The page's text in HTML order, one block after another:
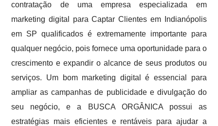
contratação de uma empresa especializada em
marketing digital para Captar Clientes em Indianópolis
em SP qualificados é extremamente importante para
qualquer negócio, pois fornece uma oportunidade para o
crescimento e expandir o alcance de seus produtos ou
serviços. Um bom marketing digital é essencial para
ampliar as campanhas de publicidade e divulgação do
seu negócio, e a BUSCA ORGÂNICA possui as
estratégias mais eficientes e rentáveis para ajudar a